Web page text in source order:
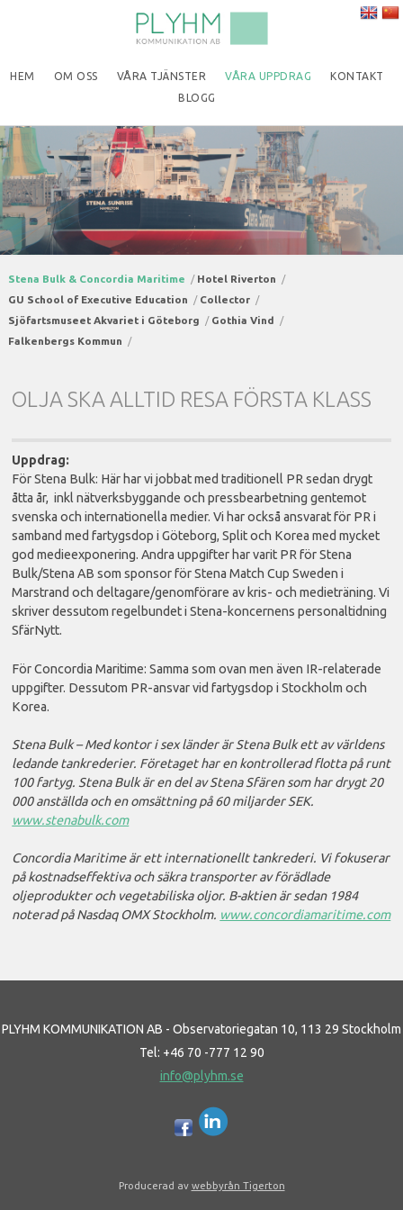
HEM OM OSS VÅRA TJÄNSTER VÅRA UPPDRAG
KONTAKT
BLOGG
Stena Bulk & Concordia Maritime
Hotel Riverton
GU School of Executive Education
Collector
Sjöfartsmuseet Akvariet i Göteborg
Gothia Vind
Falkenbergs Kommun
OLJA SKA ALLTID RESA FÖRSTA KLASS
Uppdrag:
För Stena Bulk: Här har vi jobbat med traditionell PR sedan drygt
åtta år, inkl nätverksbyggande och pressbearbetning gentemot
svenska och internationella medier. Vi har också ansvarat för PR i
samband med fartygsdop i Göteborg, Split och Korea med mycket
god medieexponering. Andra uppgifter har varit PR för Stena
Bulk/Stena AB som sponsor för Stena Match Cup Sweden i
Marstrand och deltagare/genomförare av kris- och medieträning. Vi
skriver dessutom regelbundet i Stena-koncernens personaltidning
SfärNytt.
För Concordia Maritime: Samma som ovan men även IR-relaterade
uppgifter. Dessutom PR-ansvar vid fartygsdop i Stockholm och
Korea.
Stena Bulk – Med kontor i sex länder är Stena Bulk ett av världens
ledande tankrederier. Företaget har en kontrollerad flotta på runt
100 fartyg. Stena Bulk är en del av Stena Sfären som har drygt 20
000 anställda och en omsättning på 60 miljarder SEK.
www.stenabulk.com
Concordia Maritime är ett internationellt tankrederi. Vi fokuserar
på kostnadseffektiva och säkra transporter av förädlade
oljeprodukter och vegetabiliska oljor. B-aktien är sedan 1984
noterad på Nasdaq OMX Stockholm. www.concordiamaritime.com
PLYHM KOMMUNIKATION AB - Observatoriegatan 10, 113 29 Stockholm
Tel: +46 70 -777 12 90
info@plyhm.se
Producerad av webbyrån Tigerton